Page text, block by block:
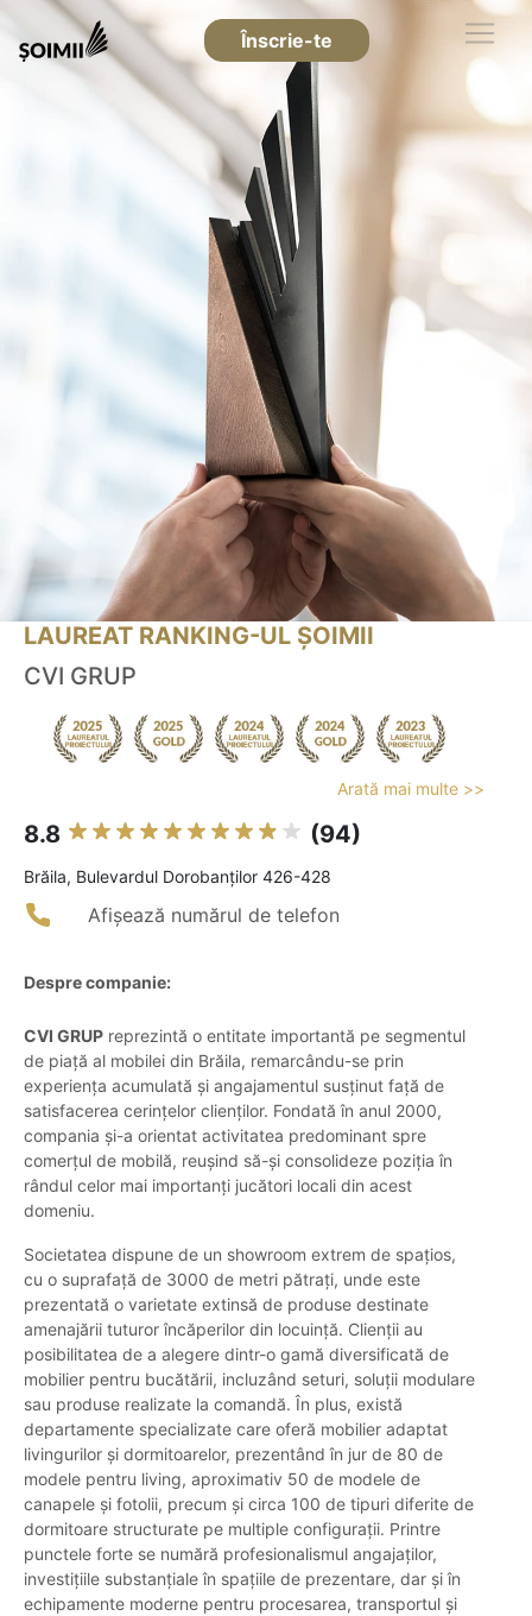
Înscrie-te
LAUREAT RANKING-UL ȘOIMII
CVI GRUP
Arată mai multe >>
8.8 (94)
Brăila, Bulevardul Dorobanților 426-428
Afișează numărul de telefon
Despre companie:
CVI GRUP reprezintă o entitate importantă pe segmentul
de piață al mobilei din Brăila, remarcându-se prin
experiența acumulată și angajamentul susținut față de
satisfacerea cerințelor clienților. Fondată în anul 2000,
compania și-a orientat activitatea predominant spre
comerțul de mobilă, reușind să-și consolideze poziția în
rândul celor mai importanți jucători locali din acest
domeniu.
Societatea dispune de un showroom extrem de spațios,
cu o suprafață de 3000 de metri pătrați, unde este
prezentată o varietate extinsă de produse destinate
amenajării tuturor încăperilor din locuință. Clienții au
posibilitatea de a alegere dintr-o gamă diversificată de
mobilier pentru bucătării, incluzând seturi, soluții modulare
sau produse realizate la comandă. În plus, există
departamente specializate care oferă mobilier adaptat
livingurilor și dormitoarelor, prezentând în jur de 80 de
modele pentru living, aproximativ 50 de modele de
canapele și fotolii, precum și circa 100 de tipuri diferite de
dormitoare structurate pe multiple configurații. Printre
punctele forte se numără profesionalismul angajaților,
investițiile substanțiale în spațiile de prezentare, dar și în
echipamente moderne pentru procesarea, transportul și